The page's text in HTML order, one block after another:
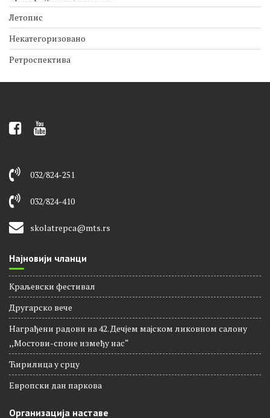
Документа
Критеријуми оцењивања
Летопис
032/824-251
032/824-410
skolatrepca@mts.rs
Најновији чланци
Краљевски фестивал
Другарско вече
Награђени радови на 42. Дечјем мајском ликовном салону
,,Мостови-споне између нас“